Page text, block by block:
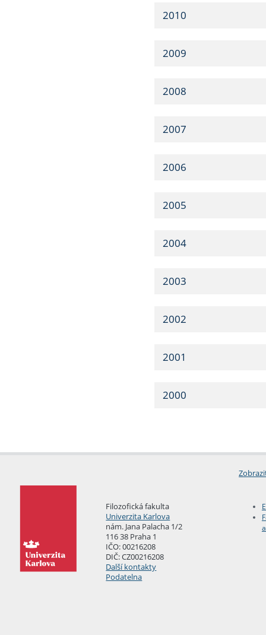
2010
2009
2008
2007
2006
2005
2004
2003
2002
2001
2000
Filozofická fakulta
Univerzita Karlova
nám. Jana Palacha 1/2
116 38 Praha 1
IČO: 00216208
DIČ: CZ00216208
Další kontakty
Podatelna